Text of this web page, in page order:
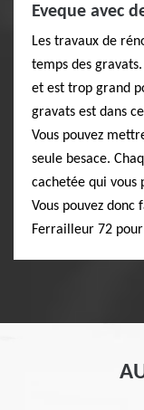
Eveque avec
Les travaux de
temps des
et est trop grand
gravats est dans
Vous pouvez
seule besace.
cachetée qui
Vous pouvez
Ferrailleur 72